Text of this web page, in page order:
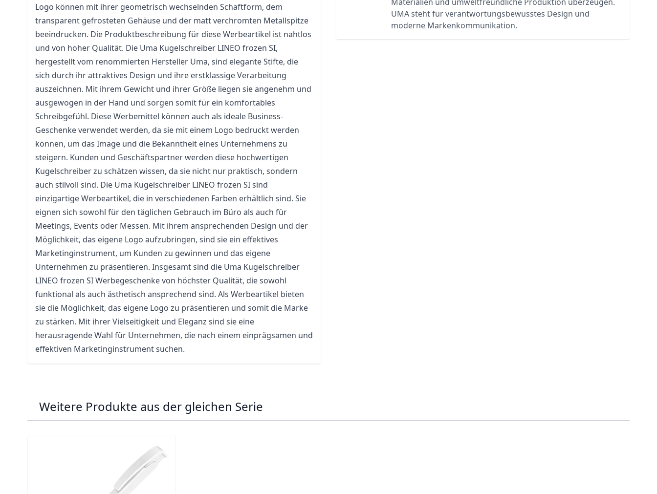
Logo können mit ihrer geometrisch wechselnden Schaftform, dem
transparent gefrosteten Gehäuse und der matt verchromten Metallspitze
beeindrucken. Die Produktbeschreibung für diese Werbeartikel ist nahtlos
und von hoher Qualität. Die Uma Kugelschreiber LINEO frozen SI,
hergestellt vom renommierten Hersteller Uma, sind elegante Stifte, die
sich durch ihr attraktives Design und ihre erstklassige Verarbeitung
auszeichnen. Mit ihrem Gewicht und ihrer Größe liegen sie angenehm und
ausgewogen in der Hand und sorgen somit für ein komfortables
Schreibgefühl. Diese Werbemittel können auch als ideale Business-
Geschenke verwendet werden, da sie mit einem Logo bedruckt werden
können, um das Image und die Bekanntheit eines Unternehmens zu
steigern. Kunden und Geschäftspartner werden diese hochwertigen
Kugelschreiber zu schätzen wissen, da sie nicht nur praktisch, sondern
auch stilvoll sind. Die Uma Kugelschreiber LINEO frozen SI sind
einzigartige Werbeartikel, die in verschiedenen Farben erhältlich sind. Sie
eignen sich sowohl für den täglichen Gebrauch im Büro als auch für
Meetings, Events oder Messen. Mit ihrem ansprechenden Design und der
Möglichkeit, das eigene Logo aufzubringen, sind sie ein effektives
Marketinginstrument, um Kunden zu gewinnen und das eigene
Unternehmen zu präsentieren. Insgesamt sind die Uma Kugelschreiber
LINEO frozen SI Werbegeschenke von höchster Qualität, die sowohl
funktional als auch ästhetisch ansprechend sind. Als Werbeartikel bieten
sie die Möglichkeit, das eigene Logo zu präsentieren und somit die Marke
zu stärken. Mit ihrer Vielseitigkeit und Eleganz sind sie eine
herausragende Wahl für Unternehmen, die nach einem einprägsamen und
effektiven Marketinginstrument suchen.
UMA steht für verantwortungsbewusstes Design und
moderne Markenkommunikation.
Weitere Produkte aus der gleichen Serie